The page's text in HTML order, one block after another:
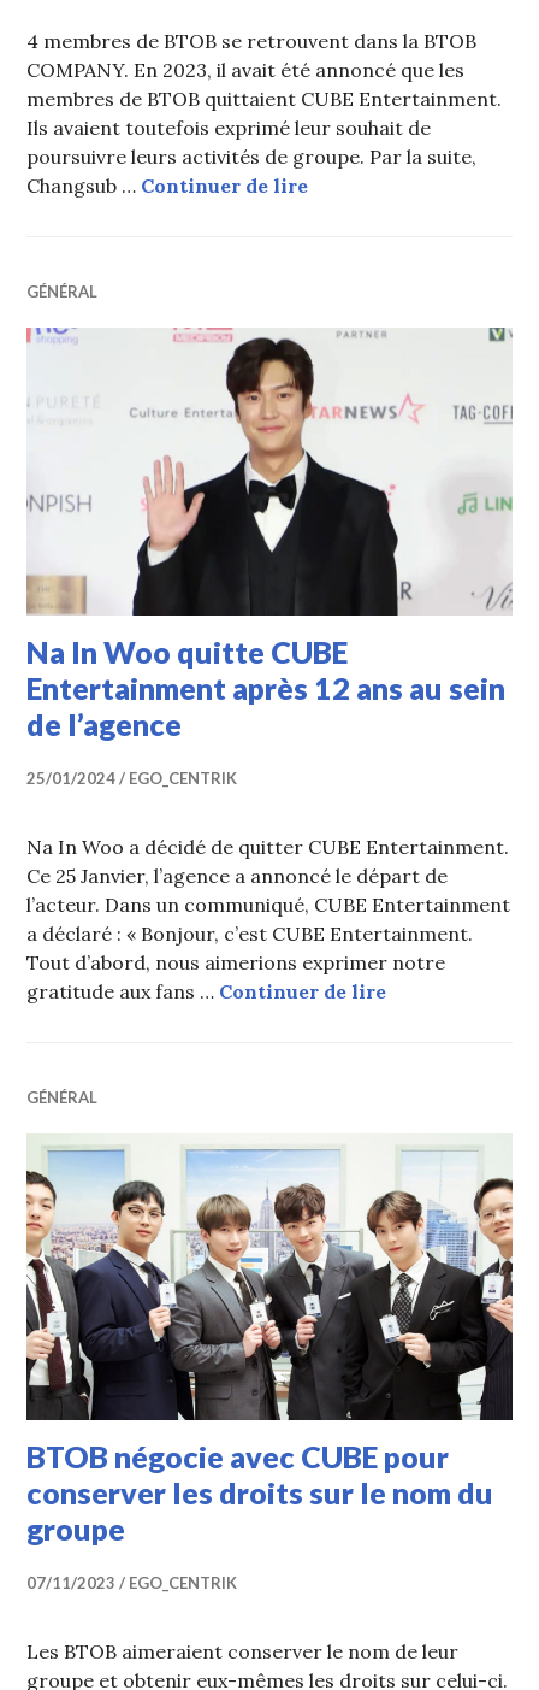
4 membres de BTOB se retrouvent dans la BTOB
COMPANY. En 2023, il avait été annoncé que les
membres de BTOB quittaient CUBE Entertainment.
Ils avaient toutefois exprimé leur souhait de
poursuivre leurs activités de groupe. Par la suite,
Changsub … Continuer de lire4 membres de BTOB
GÉNÉRAL
Na In Woo quitte CUBE
Entertainment après 12 ans au sein
de l’agence
25/01/2024 EGO_CENTRIK
Na In Woo a décidé de quitter CUBE Entertainment.
Ce 25 Janvier, l’agence a annoncé le départ de
l’acteur. Dans un communiqué, CUBE Entertainment
a déclaré : « Bonjour, c’est CUBE Entertainment.
Tout d’abord, nous aimerions exprimer notre
gratitude aux fans … Continuer de lireNa In Woo
GÉNÉRAL
BTOB négocie avec CUBE pour
conserver les droits sur le nom du
groupe
07/11/2023 EGO_CENTRIK
Les BTOB aimeraient conserver le nom de leur
groupe et obtenir eux-mêmes les droits sur celui-ci.